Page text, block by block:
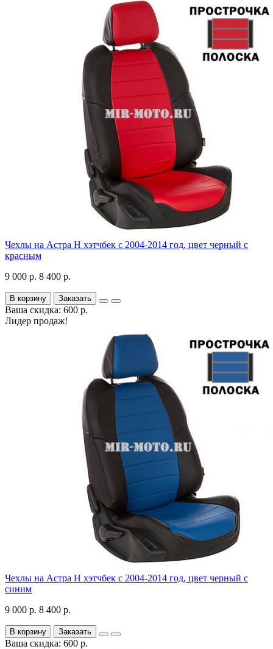
Чехлы на Астра H хэтчбек с 2004-2014 год, цвет черный с
красным
9 000 р. 8 400 р.
В корзину Заказать
Ваша скидка: 600 р.
Лидер продаж!
Чехлы на Астра H хэтчбек с 2004-2014 год, цвет черный с
синим
9 000 р. 8 400 р.
В корзину Заказать
Ваша скидка: 600 р.